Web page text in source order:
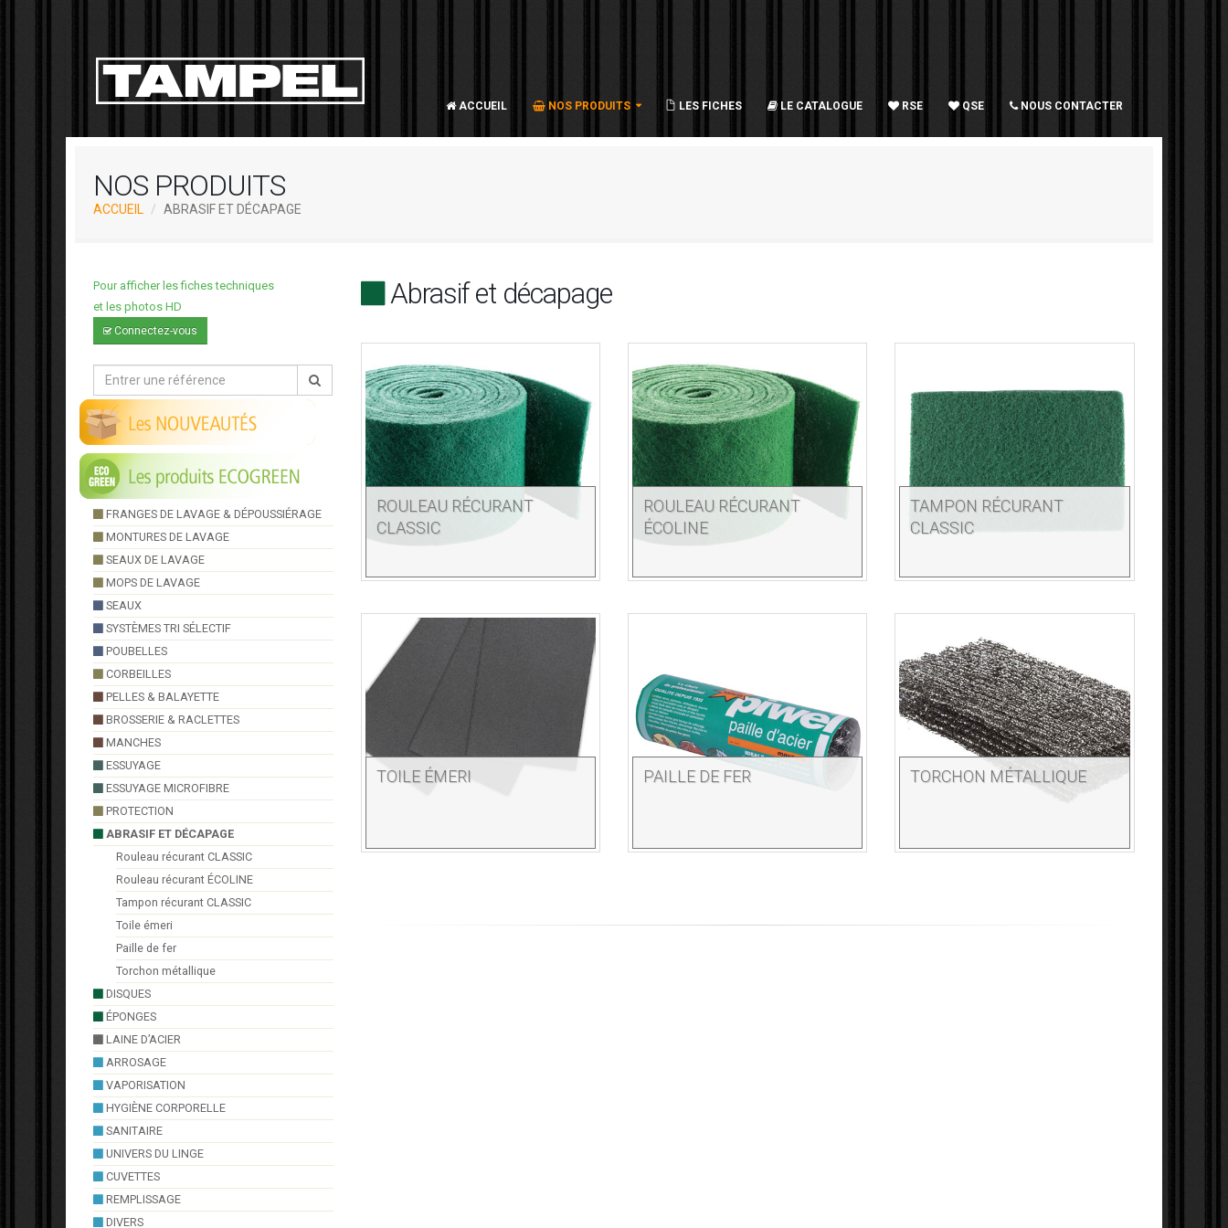
ACCUEIL NOS PRODUITS LES FICHES LE CATALOGUE RSE QSE NOUS CONTACTER
NOS PRODUITS
ACCUEIL ABRASIF ET DÉCAPAGE
Pour afficher les fiches techniques
et les photos HD
Connectez-vous
FRANGES DE LAVAGE & DÉPOUSSIÉRAGE
MONTURES DE LAVAGE
SEAUX DE LAVAGE
MOPS DE LAVAGE
SEAUX
SYSTÈMES TRI SÉLECTIF
POUBELLES
CORBEILLES
PELLES & BALAYETTE
BROSSERIE & RACLETTES
MANCHES
ESSUYAGE
ESSUYAGE MICROFIBRE
PROTECTION
ABRASIF ET DÉCAPAGE
Rouleau récurant CLASSIC
Rouleau récurant ÉCOLINE
Tampon récurant CLASSIC
Toile émeri
Paille de fer
Torchon métallique
DISQUES
ÉPONGES
LAINE D’ACIER
ARROSAGE
VAPORISATION
HYGIÈNE CORPORELLE
SANITAIRE
UNIVERS DU LINGE
CUVETTES
REMPLISSAGE
DIVERS
Abrasif et décapage
ROULEAU RÉCURANT
CLASSIC
ROULEAU RÉCURANT
ÉCOLINE
TAMPON RÉCURANT
CLASSIC
TOILE ÉMERI PAILLE DE FER TORCHON MÉTALLIQUE